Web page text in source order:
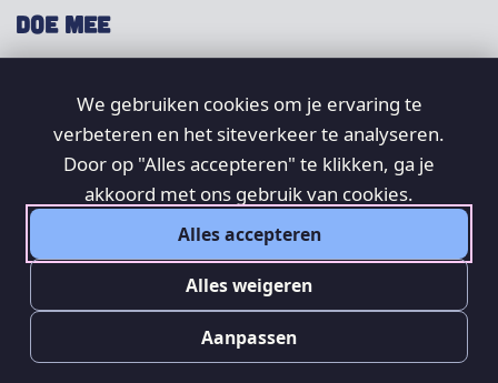
DOE MEE
Doneer
Word lid
Vrijwilligers
We gebruiken cookies om je ervaring te
verbeteren en het siteverkeer te analyseren.
Door op "Alles accepteren" te klikken, ga je
akkoord met ons gebruik van cookies.
Alles accepteren
Alles weigeren
Aanpassen